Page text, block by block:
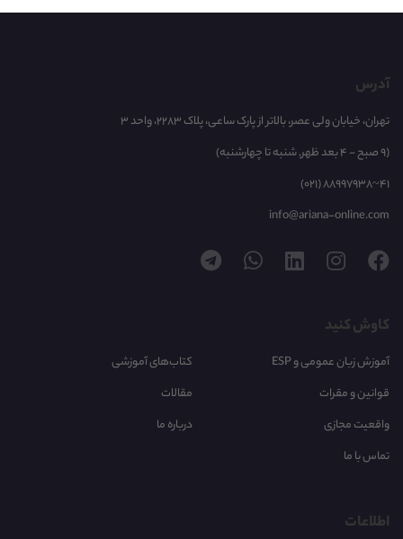
آدرس
تهران، خیابان ولی عصر، بالاتر از پارک ساعی، پلاک 2283، واحد 3
(9 صبح - 4 بعد ظهر, شنبه تا چهارشنبه)
(021) 88997938~41
info@ariana-online.com
کاوش کنید
آموزش زبان عمومی و ESP
کتاب‌های آموزشی
قوانین و مقرات
مقالات
واقعیت مجازی
درباره ما
تماس با ما
اطلاعات